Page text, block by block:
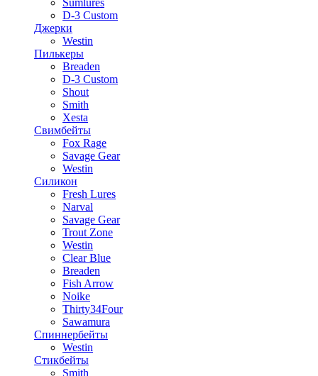
Sumlures
D-3 Custom
Джерки
Westin
Пилькеры
Breaden
D-3 Custom
Shout
Smith
Xesta
Свимбейты
Fox Rage
Savage Gear
Westin
Силикон
Fresh Lures
Narval
Savage Gear
Trout Zone
Westin
Clear Blue
Breaden
Fish Arrow
Noike
Thirty34Four
Sawamura
Спиннербейты
Westin
Стикбейты
Smith